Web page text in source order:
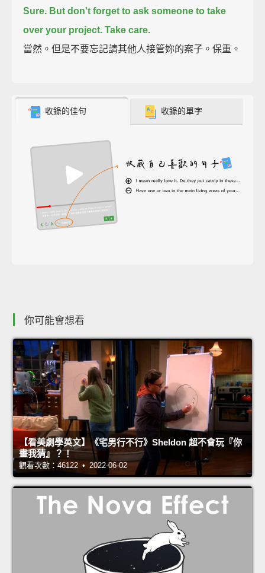
Sure. But don't forget to ask someone to take
over your project. Take care.
當然。但是不要忘記請其他人接管妳的案子。保重。
收錄的佳句 收錄的單字
你可能會想看
【看美劇學英文】《宅男行不行》Sheldon 超不會玩『你
畫我猜』？！
觀看次數：46122 • 2022-06-02